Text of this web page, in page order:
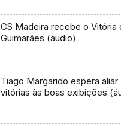
CS Madeira recebe o Vitória
Guimarães (áudio)
Tiago Margarido espera aliar
vitórias às boas exibições